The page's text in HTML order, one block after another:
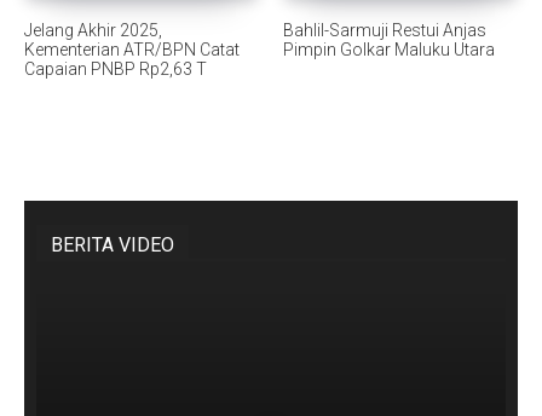
‎Jelang Akhir 2025,
Kementerian ATR/BPN Catat
Capaian PNBP Rp2,63 T
Bahlil-Sarmuji Restui Anjas
Pimpin Golkar Maluku Utara
BERITA VIDEO